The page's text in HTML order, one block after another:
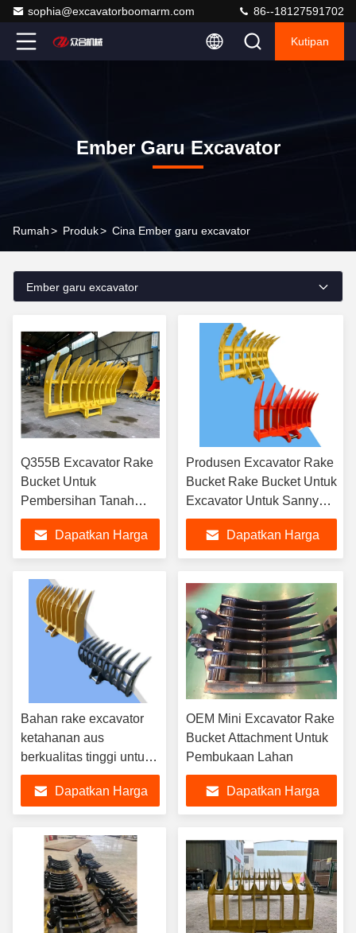
sophia@excavatorboomarm.com 86--18127591702
Kutipan
Ember Garu Excavator
Rumah> Produk> Cina Ember garu excavator
Ember garu excavator
Q355B Excavator Rake
Bucket Untuk
Pembersihan Tanah
Hitachi 200 PC 320
Komatsu 210
Dapatkan Harga
Produsen Excavator Rake
Bucket Rake Bucket Untuk
Excavator Untuk Sanny
Hitachi Komatsu PC Etc
Dapatkan Harga
Bahan rake excavator
ketahanan aus
berkualitas tinggi untuk
mini excavator EX60,
PC30
Dapatkan Harga
OEM Mini Excavator Rake
Bucket Attachment Untuk
Pembukaan Lahan
Dapatkan Harga